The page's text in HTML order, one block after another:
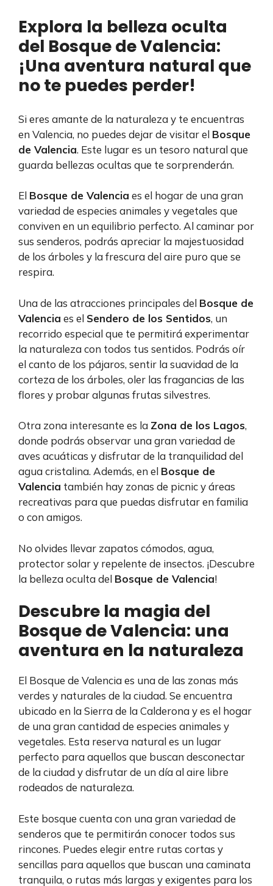
Explora la belleza oculta
del Bosque de Valencia:
¡Una aventura natural que
no te puedes perder!
Si eres amante de la naturaleza y te encuentras
en Valencia, no puedes dejar de visitar el Bosque
de Valencia. Este lugar es un tesoro natural que
guarda bellezas ocultas que te sorprenderán.
El Bosque de Valencia es el hogar de una gran
variedad de especies animales y vegetales que
conviven en un equilibrio perfecto. Al caminar por
sus senderos, podrás apreciar la majestuosidad
de los árboles y la frescura del aire puro que se
respira.
Una de las atracciones principales del Bosque de
Valencia es el Sendero de los Sentidos, un
recorrido especial que te permitirá experimentar
la naturaleza con todos tus sentidos. Podrás oír
el canto de los pájaros, sentir la suavidad de la
corteza de los árboles, oler las fragancias de las
flores y probar algunas frutas silvestres.
Otra zona interesante es la Zona de los Lagos,
donde podrás observar una gran variedad de
aves acuáticas y disfrutar de la tranquilidad del
agua cristalina. Además, en el Bosque de
Valencia también hay zonas de picnic y áreas
recreativas para que puedas disfrutar en familia
o con amigos.
No olvides llevar zapatos cómodos, agua,
protector solar y repelente de insectos. ¡Descubre
la belleza oculta del Bosque de Valencia!
Descubre la magia del
Bosque de Valencia: una
aventura en la naturaleza
El Bosque de Valencia es una de las zonas más
verdes y naturales de la ciudad. Se encuentra
ubicado en la Sierra de la Calderona y es el hogar
de una gran cantidad de especies animales y
vegetales. Esta reserva natural es un lugar
perfecto para aquellos que buscan desconectar
de la ciudad y disfrutar de un día al aire libre
rodeados de naturaleza.
Este bosque cuenta con una gran variedad de
senderos que te permitirán conocer todos sus
rincones. Puedes elegir entre rutas cortas y
sencillas para aquellos que buscan una caminata
tranquila, o rutas más largas y exigentes para los